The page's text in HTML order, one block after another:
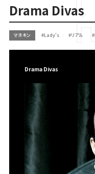
Drama Divas
マネキン #Lady’s #リアル
Drama Divas